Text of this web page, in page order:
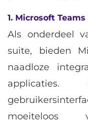
1. Microsoft Teams
Als onderdeel
suite, bieden
naadloze
moeiteloos